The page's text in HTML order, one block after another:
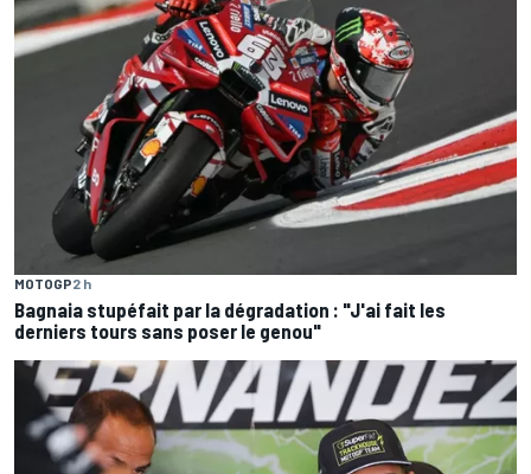
MOTOGP2 h
Bagnaia stupéfait par la dégradation : "J'ai fait les
derniers tours sans poser le genou"